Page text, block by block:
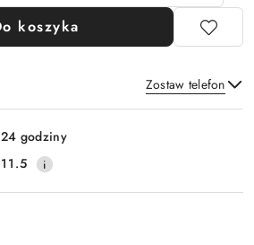
koszyka
Zostaw telefon
Wyślij
24 godziny
11.5